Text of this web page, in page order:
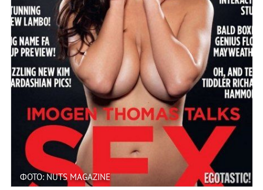
ФОТО: NUTS MAGAZINE